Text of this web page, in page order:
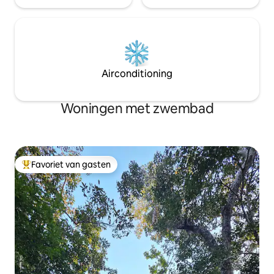
Airconditioning
Woningen met zwembad
Topfavoriet van gasten
Favoriet van gasten